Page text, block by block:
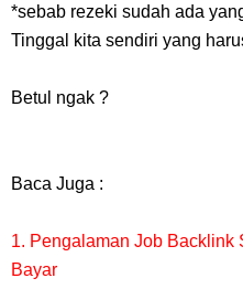
*sebab rezeki sudah ada
Tinggal kita sendiri yang
Betul ngak ?
Baca Juga :
1. Pengalaman Job Backlink
Bayar